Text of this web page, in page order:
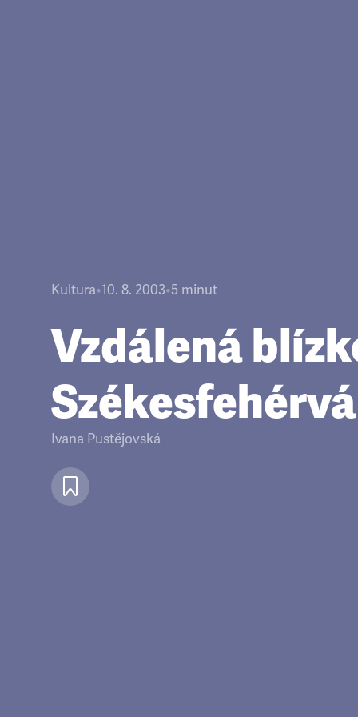
Kultura•10. 8. 2003•5 minut
Vzdálená
Ivana Pustějovská